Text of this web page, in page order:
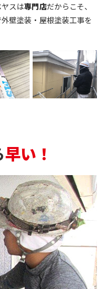
スは専門店だからこそ、
外壁塗装・屋根塗装工事を
早い！